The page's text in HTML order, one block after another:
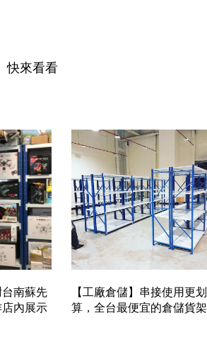
快來看看
台南蘇先
內展示
【工廠倉儲】串接使用更划
算，全台最便宜的倉儲貨架